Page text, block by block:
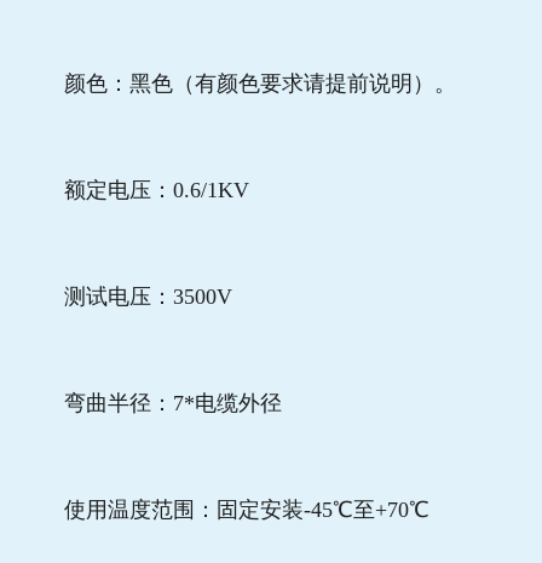
颜色：黑色（有颜色要求请提前说明）。
额定电压：0.6/1KV
测试电压：3500V
弯曲半径：7*电缆外径
使用温度范围：固定安装-45℃至+70℃